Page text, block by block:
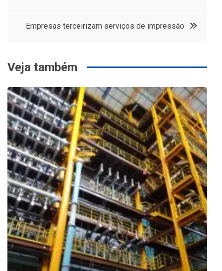
Empresas terceirizam serviços de impressão
Veja também